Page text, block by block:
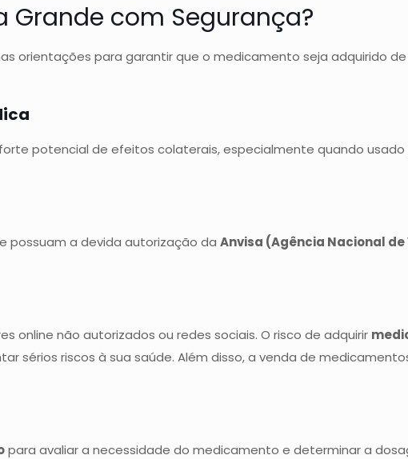
Grande com Segurança?
orientações para garantir que o medicamento seja adquirido
potencial de efeitos colaterais, especialmente quando usado
possuam a devida autorização daAnvisa (Agência Nacional
online não autorizados ou redes sociais. O risco de adquirir
sérios riscos à sua saúde. Além disso, a venda de
para avaliar a necessidade do medicamento e determinar a